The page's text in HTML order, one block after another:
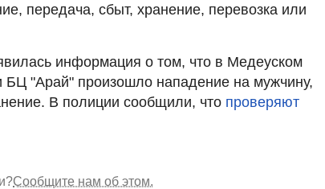
передача, сбыт, хранение, перевозка или
информация о том, что в Медеуском
БЦ "Арай" произошло нападение на мужчину,
В полиции сообщили, что проверяют
Сообщите нам об этом.